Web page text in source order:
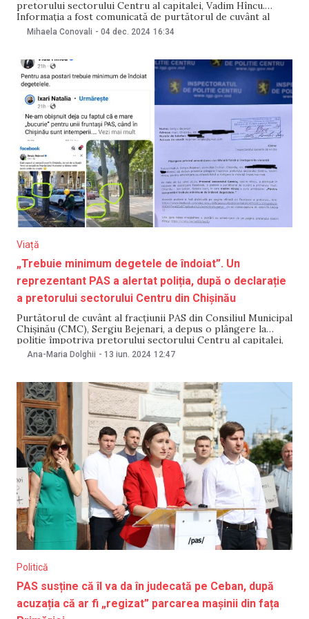
pretorului sectorului Centru al capitalei, Vadim Hîncu.
Informația a fost comunicată de purtătorul de cuvânt al
fracțiunii PAS din Consiliul Municipal Chișinău (CMC), Sergiu
Mihaela Conovali - 04 dec. 2024 16:34
Viață
„Trebuie minimum degetele de îndoiat”. Un
reprezentant PAS a alertat poliția, după o declarație
a pretorului sectorului Centru din Chișinău
Purtătorul de cuvânt al fracțiunii PAS din Consiliul Municipal
Chișinău (CMC), Sergiu Bejenari, a depus o plângere la
poliție împotriva pretorului sectorului Centru al capitalei,
Vadim Hîncu. S-a întâmplă după ce Sergiu Bejenari a criticat
pe pagina sa de Facebook activitatea întreprinderii
Ana-Maria Dolghii - 13 iun. 2024 12:47
Politică
PAS susține că îl va da în judecată pe Ceban, după
acuzația că ar fi „regizat” parcarea mașinii din fața